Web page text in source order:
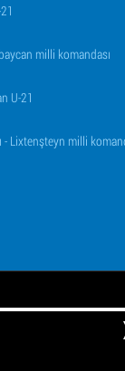
milli komandası
U-21
Lixtenşteyn milli